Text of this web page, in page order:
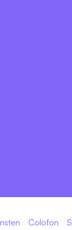
een kop
unieke sfeer
digitaal
Colofon